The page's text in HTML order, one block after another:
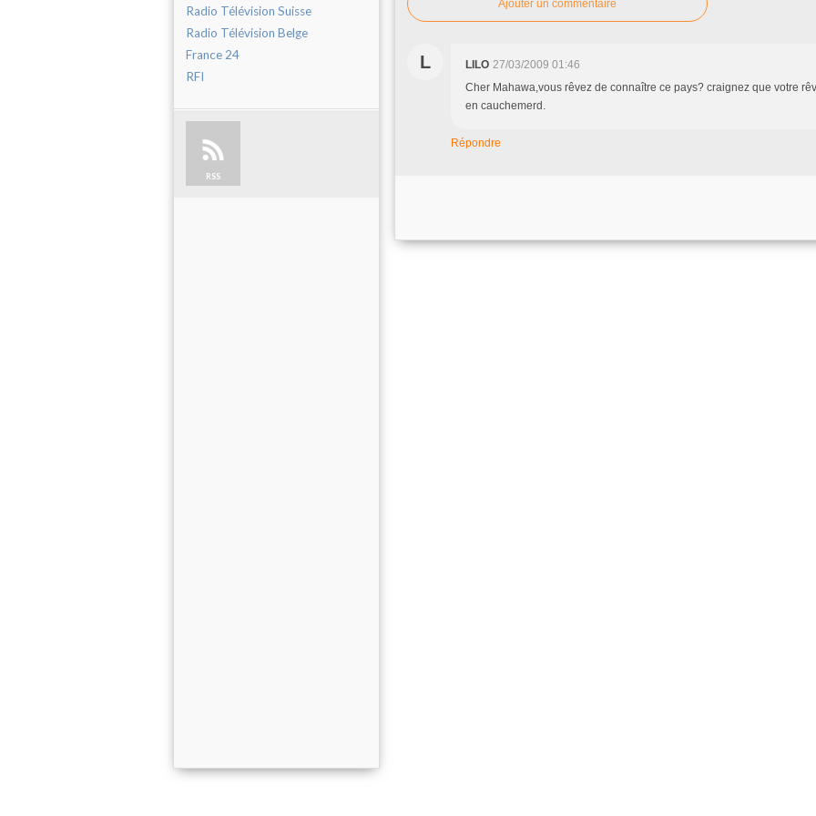
Radio Télévision Suisse
Radio Télévision Belge
France 24
RFI
RSS
Ajouter un commentaire
L LILO 27/03/2009 01:46
Cher Mahawa,vous rêvez de connaître ce pays? craignez que votre
en cauchemerd.
Répondre